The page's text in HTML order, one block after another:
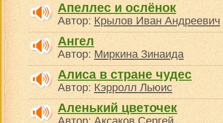
Апеллес и ослёнок
Автор:Крылов Иван Андреевич
Ангел
Автор:Миркина Зинаида
Алиса в стране чудес
Автор:Кэрролл Льюис
Аленький цветочек